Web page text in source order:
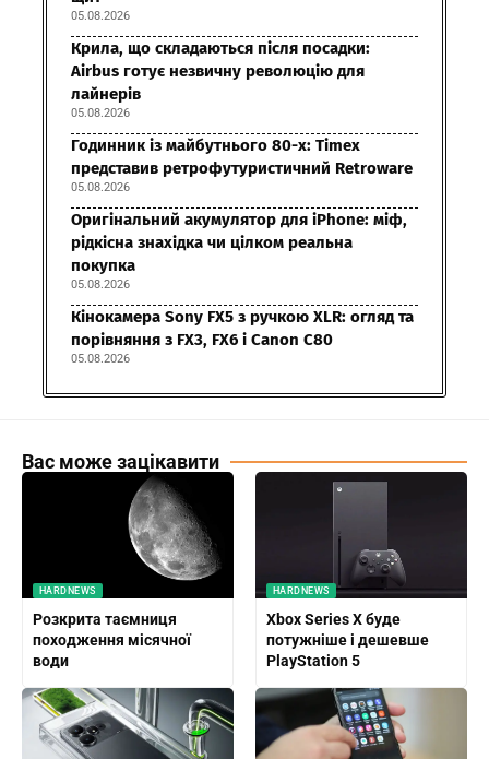
05.08.2026
Крила, що складаються після посадки:
Airbus готує незвичну революцію для
лайнерів
05.08.2026
Годинник із майбутнього 80-х: Timex
представив ретрофутуристичний Retroware
05.08.2026
Оригінальний акумулятор для iPhone: міф,
рідкісна знахідка чи цілком реальна
покупка
05.08.2026
Кінокамера Sony FX5 з ручкою XLR: огляд та
порівняння з FX3, FX6 і Canon C80
05.08.2026
Вас може зацікавити
HARDNEWS
Розкрита таємниця
походження місячної
води
HARDNEWS
Xbox Series X буде
потужніше і дешевше
PlayStation 5